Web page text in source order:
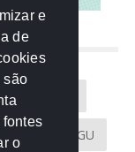
CGU
e
de
são
o